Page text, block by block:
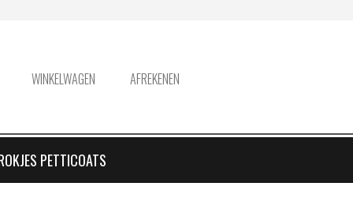
WINKELWAGEN AFREKENEN
PETTICOATS